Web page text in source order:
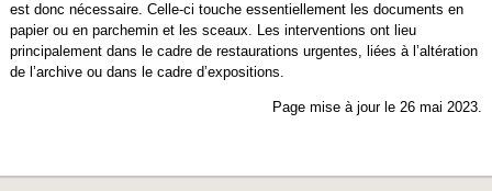
est donc nécessaire. Celle-ci touche essentiellement les documents en
papier ou en parchemin et les sceaux. Les interventions ont lieu
principalement dans le cadre de restaurations urgentes, liées à l’altération
de l’archive ou dans le cadre d’expositions.
Page mise à jour le 26 mai 2023.